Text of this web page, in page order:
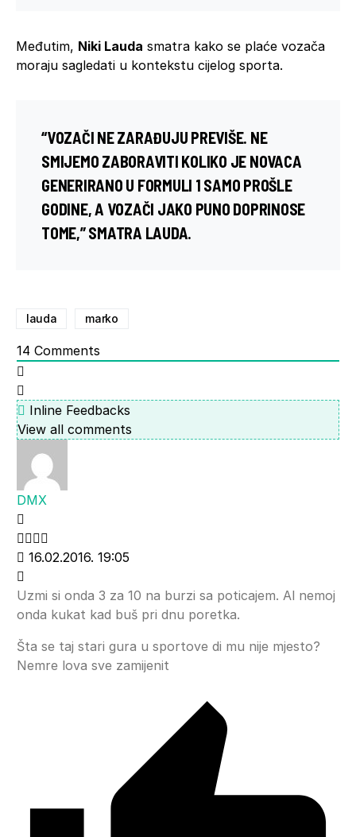
Međutim, Niki Lauda smatra kako se plaće vozača
moraju sagledati u kontekstu cijelog sporta.
“VOZAČI NE ZARAĐUJU PREVIŠE. NE
SMIJEMO ZABORAVITI KOLIKO JE NOVACA
GENERIRANO U FORMULI 1 SAMO PROŠLE
GODINE, A VOZAČI JAKO PUNO DOPRINOSE
TOME,” SMATRA LAUDA.
lauda marko
14 Comments
Inline Feedbacks
View all comments
DMX
16.02.2016. 19:05
Uzmi si onda 3 za 10 na burzi sa poticajem. Al nemoj
onda kukat kad buš pri dnu poretka.
Šta se taj stari gura u sportove di mu nije mjesto?
Nemre lova sve zamijenit